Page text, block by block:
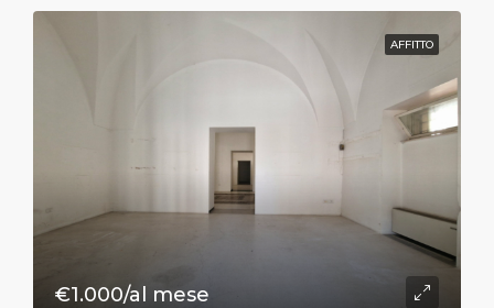
AFFITTO
€1.000/al mese